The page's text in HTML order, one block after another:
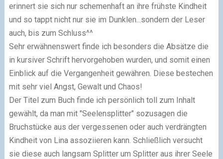
erinnert sie sich nur schemenhaft an ihre frühste Kindheit
und so tappt nicht nur sie im Dunklen...sondern der Leser
auch, bis zum Schluss^^
Sehr erwähnenswert finde ich besonders die Absätze die
in kursiver Schrift hervorgehoben wurden, und somit einen
Einblick auf die Vergangenheit gewähren. Diese bestechen
mit sehr viel Angst, Gewalt und Chaos!
Der Titel zum Buch finde ich persönlich toll zum Inhalt
gewählt, da man mit "Seelensplitter" sozusagen die
Bruchstücke aus der vergessenen oder auch verdrängten
Kindheit von Lina assoziieren kann. Schließlich versucht
sie diese auch langsam Splitter um Splitter aus ihrer Seele